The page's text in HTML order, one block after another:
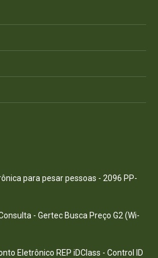
para pesar pessoas - 2096 PP-
- Gertec Busca Preço G2 (Wi-
Eletrônico REP iDClass - Control ID